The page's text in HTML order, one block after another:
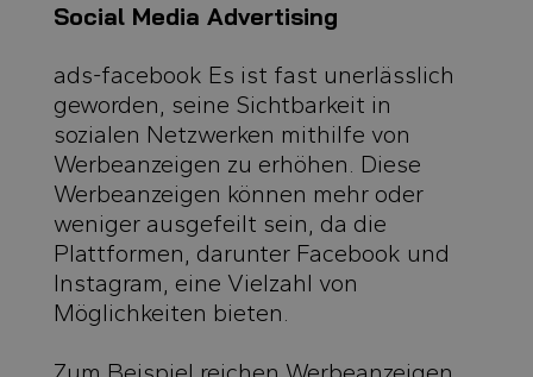
Social Media Advertising
ads-facebook Es ist fast unerlässlich
geworden, seine Sichtbarkeit in
sozialen Netzwerken mithilfe von
Werbeanzeigen zu erhöhen. Diese
Werbeanzeigen können mehr oder
weniger ausgefeilt sein, da die
Plattformen, darunter Facebook und
Instagram, eine Vielzahl von
Möglichkeiten bieten.